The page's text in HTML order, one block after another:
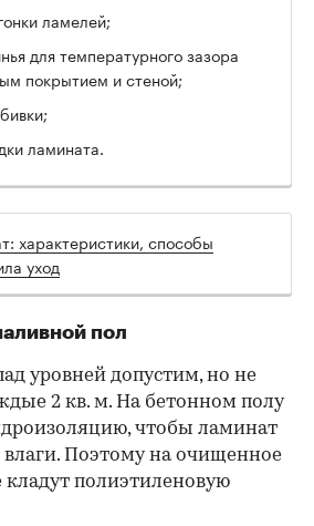
ламелей;
для температурного зазора
покрытием и стеной;
ламината.
характеристики, способы
уход
пол
уровней допустим, но не
2 кв. м. На бетонном полу
чтобы ламинат
влаги. Поэтому на очищенное
полиэтиленовую